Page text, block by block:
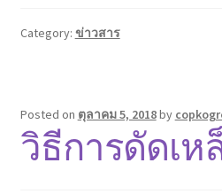
Category: ข่าวสาร
Posted on ตุลาคม 5, 2018by
วิธีการดัดเห